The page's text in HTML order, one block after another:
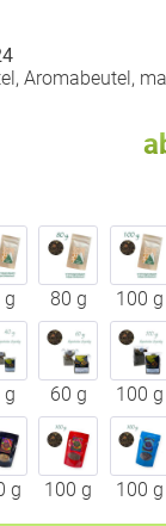
Aromabeutel,
g 80 g 100 g
g 60 g 100 g
g 100 g 100 g